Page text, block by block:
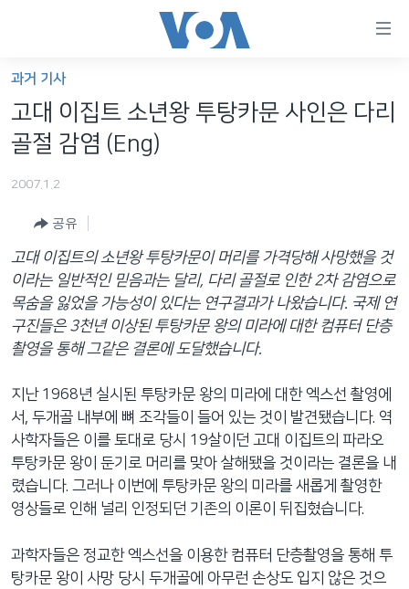
가
능
링
텐
인
네
비
게
로
세계
프로그램
주파수 안내
언어 선택
과거 기사
고대 이집트 소년왕 투탕카문 사인은 다리
골절 감염 (Eng)
2007.1.2
공유
고대 이집트의 소년왕 투탕카문이 머리를 가격당해 사망했을 것
이라는 일반적인 믿음과는 달리, 다리 골절로 인한 2차 감염으로
목숨을 잃었을 가능성이 있다는 연구결과가 나왔습니다. 국제 연
구진들은 3천년 이상된 투탕카문 왕의 미라에 대한 컴퓨터 단층
촬영을 통해 그같은 결론에 도달했습니다.
지난 1968년 실시된 투탕카문 왕의 미라에 대한 엑스선 촬영에
서, 두개골 내부에 뼈 조각들이 들어 있는 것이 발견됐습니다. 역
사학자들은 이를 토대로 당시 19살이던 고대 이집트의 파라오
투탕카문 왕이 둔기로 머리를 맞아 살해됐을 것이라는 결론을 내
렸습니다. 그러나 이번에 투탕카문 왕의 미라를 새롭게 촬영한
영상들로 인해 널리 인정되던 기존의 이론이 뒤집혔습니다.
과학자들은 정교한 엑스선을 이용한 컴퓨터 단층촬영을 통해 투
탕카문 왕이 사망 당시 두개골에 아무런 손상도 입지 않은 것으